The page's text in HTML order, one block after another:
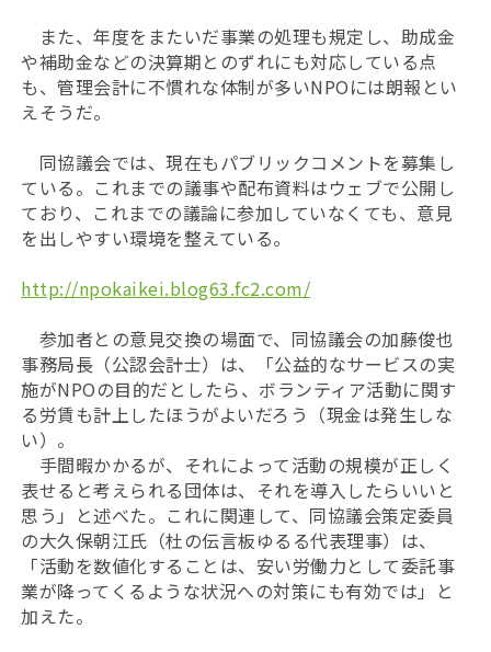
また、年度をまたいだ事業の処理も規定し、助成金
や補助金などの決算期とのずれにも対応している点
も、管理会計に不慣れな体制が多いNPOには朗報とい
えそうだ。
同協議会では、現在もパブリックコメントを募集し
ている。これまでの議事や配布資料はウェブで公開し
ており、これまでの議論に参加していなくても、意見
を出しやすい環境を整えている。
http://npokaikei.blog63.fc2.com/
参加者との意見交換の場面で、同協議会の加藤俊也
事務局長（公認会計士）は、「公益的なサービスの実
施がNPOの目的だとしたら、ボランティア活動に関す
る労賃も計上したほうがよいだろう（現金は発生しな
い）。
手間暇かかるが、それによって活動の規模が正しく
表せると考えられる団体は、それを導入したらいいと
思う」と述べた。これに関連して、同協議会策定委員
の大久保朝江氏（杜の伝言板ゆるる代表理事）は、
「活動を数値化することは、安い労働力として委託事
業が降ってくるような状況への対策にも有効では」と
加えた。